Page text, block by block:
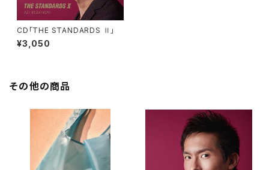
CD「THE STANDARDS Ⅱ」
¥3,050
その他の商品